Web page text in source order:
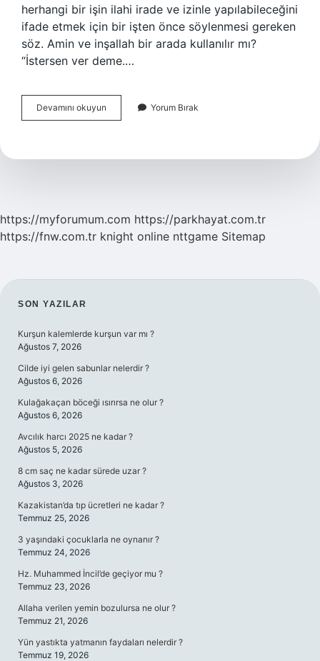
herhangi bir işin ilahi irade ve izinle yapılabileceğini
ifade etmek için bir işten önce söylenmesi gereken
söz. Amin ve inşallah bir arada kullanılır mı?
“İstersen ver deme.…
Devamını okuyun
Hangi
Yorum Bırak
https://myforumum.com https://parkhayat.com.tr
https://fnw.com.tr knight online nttgame Sitemap
SIDEBAR
SON YAZILAR
Kurşun kalemlerde kurşun var mı ?
Ağustos 7, 2026
Cilde iyi gelen sabunlar nelerdir ?
Ağustos 6, 2026
Kulağakaçan böceği ısırırsa ne olur ?
Ağustos 6, 2026
Avcılık harcı 2025 ne kadar ?
Ağustos 5, 2026
8 cm saç ne kadar sürede uzar ?
Ağustos 3, 2026
Kazakistan’da tıp ücretleri ne kadar ?
Temmuz 25, 2026
3 yaşındaki çocuklarla ne oynanır ?
Temmuz 24, 2026
Hz. Muhammed İncil’de geçiyor mu ?
Temmuz 23, 2026
Allaha verilen yemin bozulursa ne olur ?
Temmuz 21, 2026
Yün yastıkta yatmanın faydaları nelerdir ?
Temmuz 19, 2026